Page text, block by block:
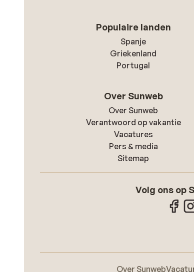
Populaire landen
Spanje
Griekenland
Portugal
Over Sunweb
Over Sunweb
Verantwoord op vakantie
Vacatures
Pers & media
Sitemap
Volg ons op
Over Sunweb